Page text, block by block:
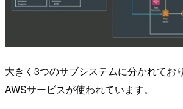
大きく3つのサブシステムに分かれてお
AWSサービスが使われています。